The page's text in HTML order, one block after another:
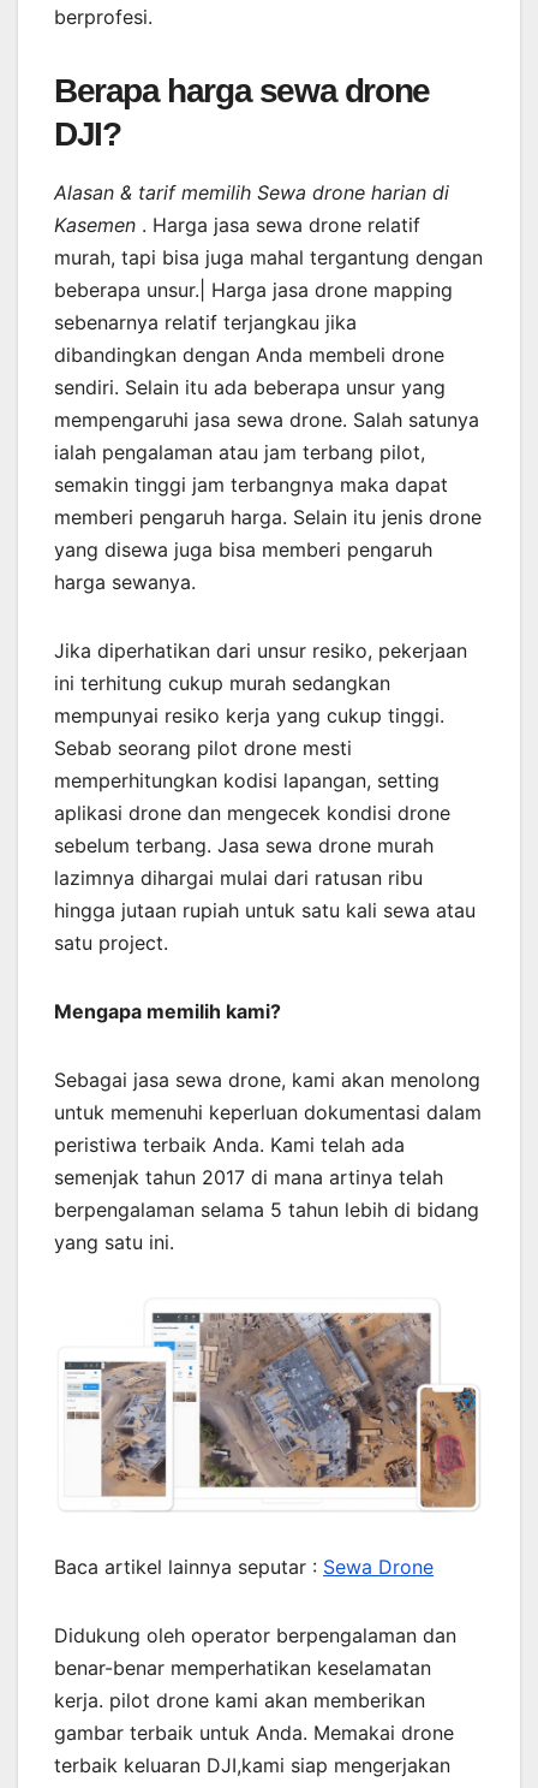
berprofesi.
Berapa harga sewa drone
DJI?
Alasan & tarif memilih Sewa drone harian di
Kasemen . Harga jasa sewa drone relatif
murah, tapi bisa juga mahal tergantung dengan
beberapa unsur.| Harga jasa drone mapping
sebenarnya relatif terjangkau jika
dibandingkan dengan Anda membeli drone
sendiri. Selain itu ada beberapa unsur yang
mempengaruhi jasa sewa drone. Salah satunya
ialah pengalaman atau jam terbang pilot,
semakin tinggi jam terbangnya maka dapat
memberi pengaruh harga. Selain itu jenis drone
yang disewa juga bisa memberi pengaruh
harga sewanya.
Jika diperhatikan dari unsur resiko, pekerjaan
ini terhitung cukup murah sedangkan
mempunyai resiko kerja yang cukup tinggi.
Sebab seorang pilot drone mesti
memperhitungkan kodisi lapangan, setting
aplikasi drone dan mengecek kondisi drone
sebelum terbang. Jasa sewa drone murah
lazimnya dihargai mulai dari ratusan ribu
hingga jutaan rupiah untuk satu kali sewa atau
satu project.
Mengapa memilih kami?
Sebagai jasa sewa drone, kami akan menolong
untuk memenuhi keperluan dokumentasi dalam
peristiwa terbaik Anda. Kami telah ada
semenjak tahun 2017 di mana artinya telah
berpengalaman selama 5 tahun lebih di bidang
yang satu ini.
Baca artikel lainnya seputar : Sewa Drone
Didukung oleh operator berpengalaman dan
benar-benar memperhatikan keselamatan
kerja. pilot drone kami akan memberikan
gambar terbaik untuk Anda. Memakai drone
terbaik keluaran DJI,kami siap mengerjakan